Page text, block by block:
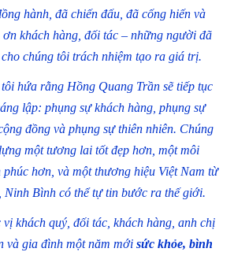
hành, đã chiến đấu, đã cống hiến và
khách hàng, đối tác – những người đã
chúng tôi trách nhiệm tạo ra giá trị.
hứa rằng Hồng Quang Trần sẽ tiếp tục
lập: phụng sự khách hàng, phụng sự
đồng và phụng sự thiên nhiên. Chúng
một tương lai tốt đẹp hơn, một môi
hơn, và một thương hiệu Việt Nam từ
Ninh Bình có thể tự tin bước ra thế giới.
vị khách quý, đối tác, khách hàng, anh chị
và gia đình một năm mới sức khỏe, bình